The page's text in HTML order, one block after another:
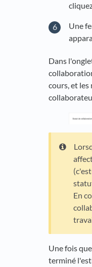
Une
Dans
cours, et les
En
Une fois
terminé